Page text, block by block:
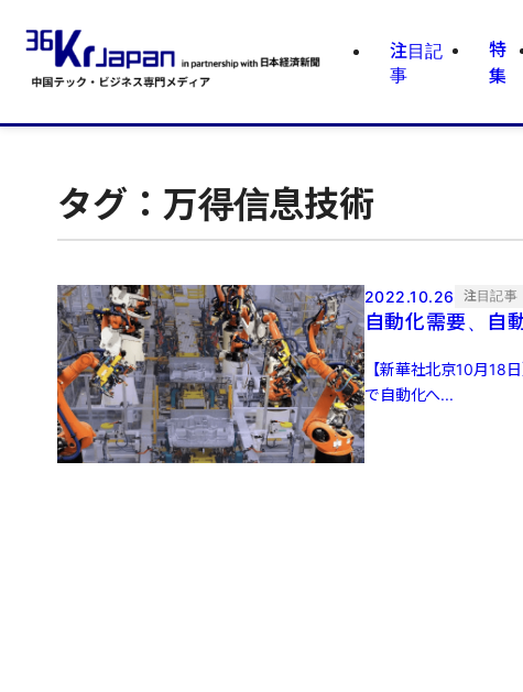
注目記
事
特
集
タグ：万得信息技術
2022.10.26 注目記事
自動化需要、自
【新華社北京10月18
で自動化へ...